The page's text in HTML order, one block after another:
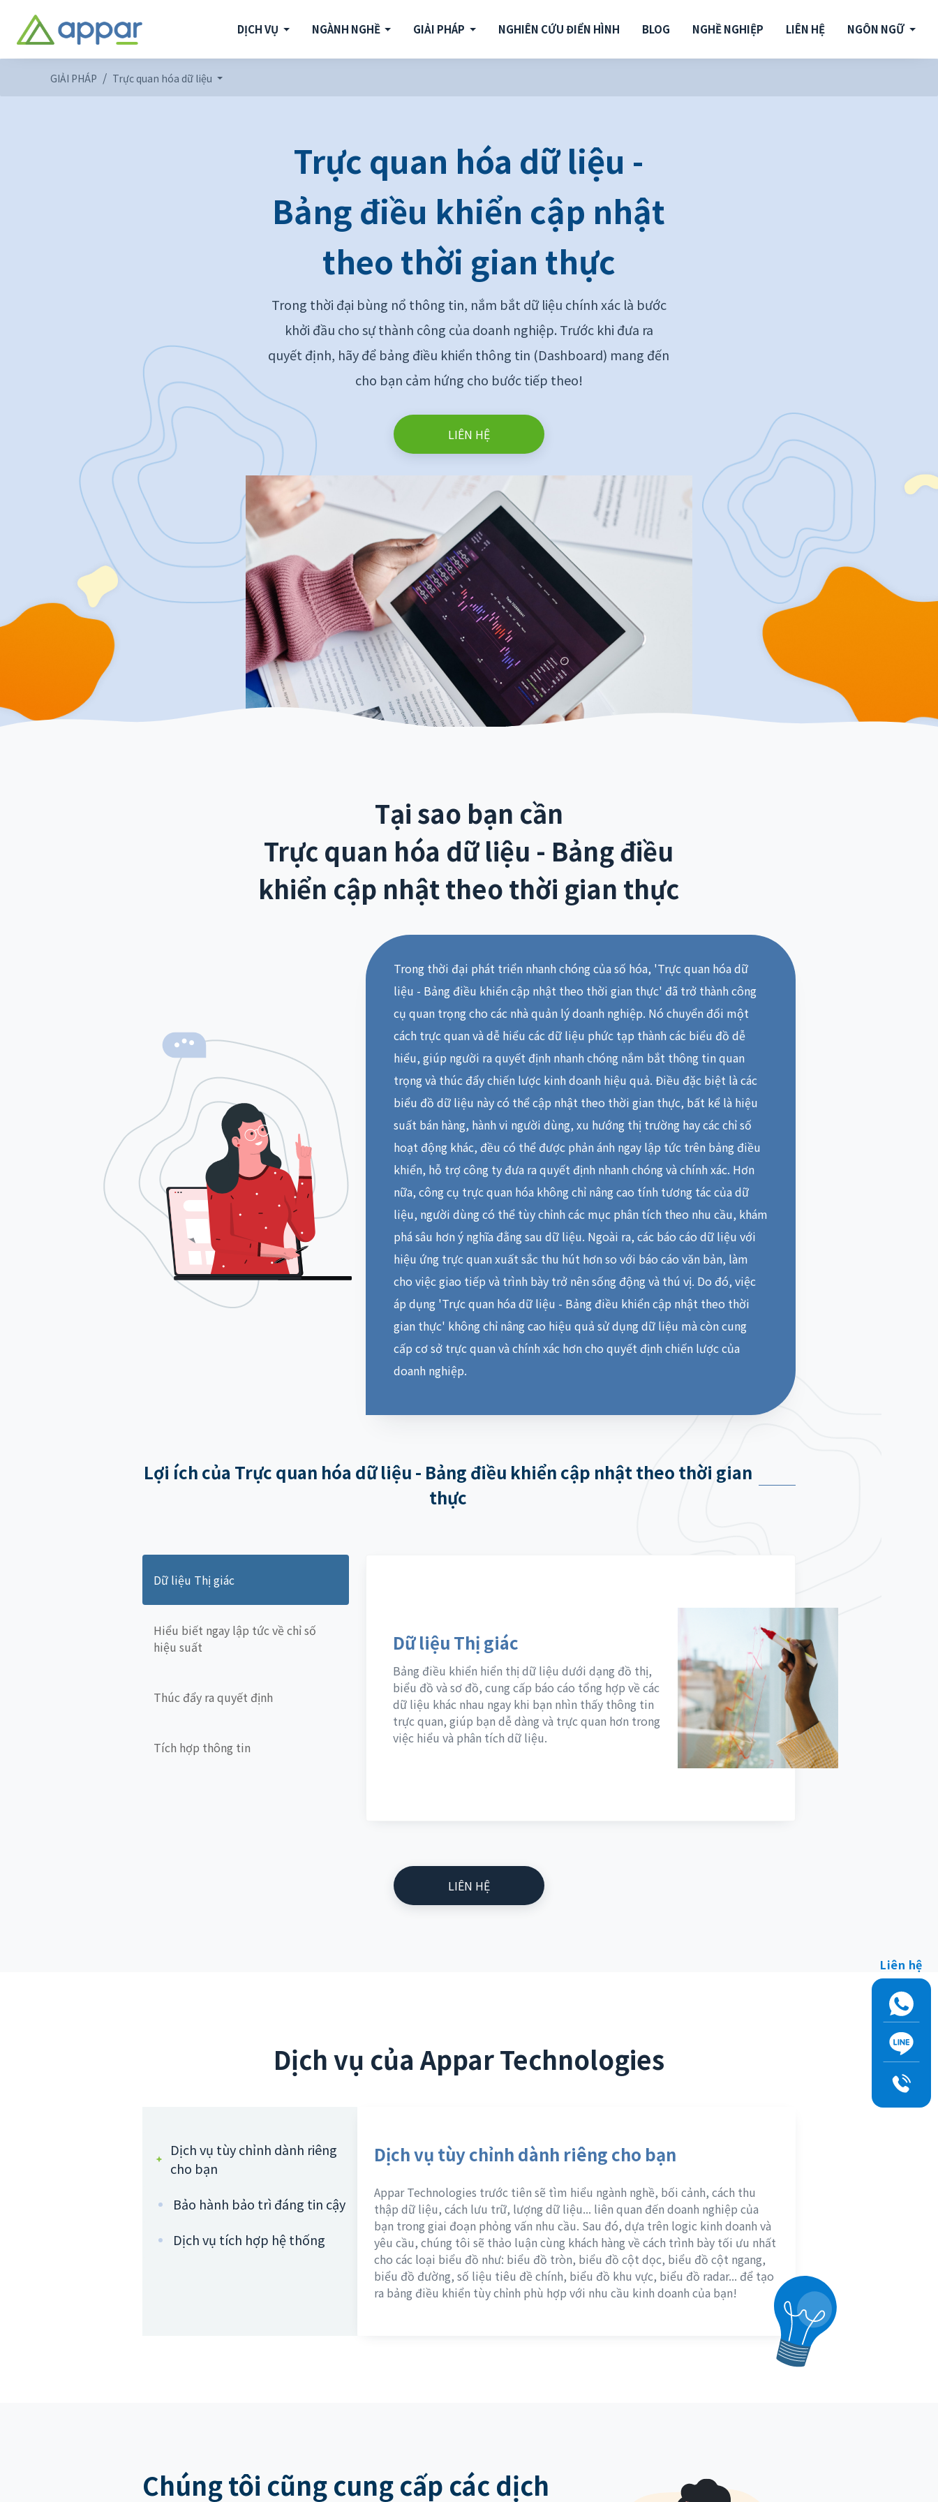
DỊCH VỤ NGÀNH NGHỀ GIẢI PHÁP NGHIÊN CỨU ĐIỂN HÌNH BLOG NGHỀ NGHIỆP LIÊN HỆ NGÔN NGỮ
GIẢI PHÁP Trực quan hóa dữ liệu
Trực quan hóa dữ liệu -
Bảng điều khiển cập nhật
theo thời gian thực
Trong thời đại bùng nổ thông tin, nắm bắt dữ liệu chính xác là bước
khởi đầu cho sự thành công của doanh nghiệp. Trước khi đưa ra
quyết định, hãy để bảng điều khiển thông tin (Dashboard) mang đến
cho bạn cảm hứng cho bước tiếp theo!
LIÊN HỆ
Tại sao bạn cần
Trực quan hóa dữ liệu - Bảng điều
khiển cập nhật theo thời gian thực
Trong thời đại phát triển nhanh chóng của số hóa, 'Trực quan hóa dữ
liệu - Bảng điều khiển cập nhật theo thời gian thực' đã trở thành công
cụ quan trọng cho các nhà quản lý doanh nghiệp. Nó chuyển đổi một
cách trực quan và dễ hiểu các dữ liệu phức tạp thành các biểu đồ dễ
hiểu, giúp người ra quyết định nhanh chóng nắm bắt thông tin quan
trọng và thúc đẩy chiến lược kinh doanh hiệu quả. Điều đặc biệt là các
biểu đồ dữ liệu này có thể cập nhật theo thời gian thực, bất kể là hiệu
suất bán hàng, hành vi người dùng, xu hướng thị trường hay các chỉ số
hoạt động khác, đều có thể được phản ánh ngay lập tức trên bảng điều
khiển, hỗ trợ công ty đưa ra quyết định nhanh chóng và chính xác. Hơn
nữa, công cụ trực quan hóa không chỉ nâng cao tính tương tác của dữ
liệu, người dùng có thể tùy chỉnh các mục phân tích theo nhu cầu, khám
phá sâu hơn ý nghĩa đằng sau dữ liệu. Ngoài ra, các báo cáo dữ liệu với
hiệu ứng trực quan xuất sắc thu hút hơn so với báo cáo văn bản, làm
cho việc giao tiếp và trình bày trở nên sống động và thú vị. Do đó, việc
áp dụng 'Trực quan hóa dữ liệu - Bảng điều khiển cập nhật theo thời
gian thực' không chỉ nâng cao hiệu quả sử dụng dữ liệu mà còn cung
cấp cơ sở trực quan và chính xác hơn cho quyết định chiến lược của
doanh nghiệp.
Lợi ích của Trực quan hóa dữ liệu - Bảng điều khiển cập nhật theo thời gian
thực
Dữ liệu Thị giác
Hiểu biết ngay lập tức về chỉ số
hiệu suất
Thúc đẩy ra quyết định
Tích hợp thông tin
Dữ liệu Thị giác
Bảng điều khiển hiển thị dữ liệu dưới dạng đồ thị,
biểu đồ và sơ đồ, cung cấp báo cáo tổng hợp về các
dữ liệu khác nhau ngay khi bạn nhìn thấy thông tin
trực quan, giúp bạn dễ dàng và trực quan hơn trong
việc hiểu và phân tích dữ liệu.
LIÊN HỆ
Dịch vụ của Appar Technologies
Dịch vụ tùy chỉnh dành riêng
cho bạn
Bảo hành bảo trì đáng tin cậy
Dịch vụ tích hợp hệ thống
Dịch vụ tùy chỉnh dành riêng cho bạn
Appar Technologies trước tiên sẽ tìm hiểu ngành nghề, bối cảnh, cách thu
thập dữ liệu, cách lưu trữ, lượng dữ liệu... liên quan đến doanh nghiệp của
bạn trong giai đoạn phỏng vấn nhu cầu. Sau đó, dựa trên logic kinh doanh và
yêu cầu, chúng tôi sẽ thảo luận cùng khách hàng về cách trình bày tối ưu nhất
cho các loại biểu đồ như: biểu đồ tròn, biểu đồ cột dọc, biểu đồ cột ngang,
biểu đồ đường, số liệu tiêu đề chính, biểu đồ khu vực, biểu đồ radar... để tạo
ra bảng điều khiển tùy chỉnh phù hợp với nhu cầu kinh doanh của bạn!
Chúng tôi cũng cung cấp các dịch
Liên hệ